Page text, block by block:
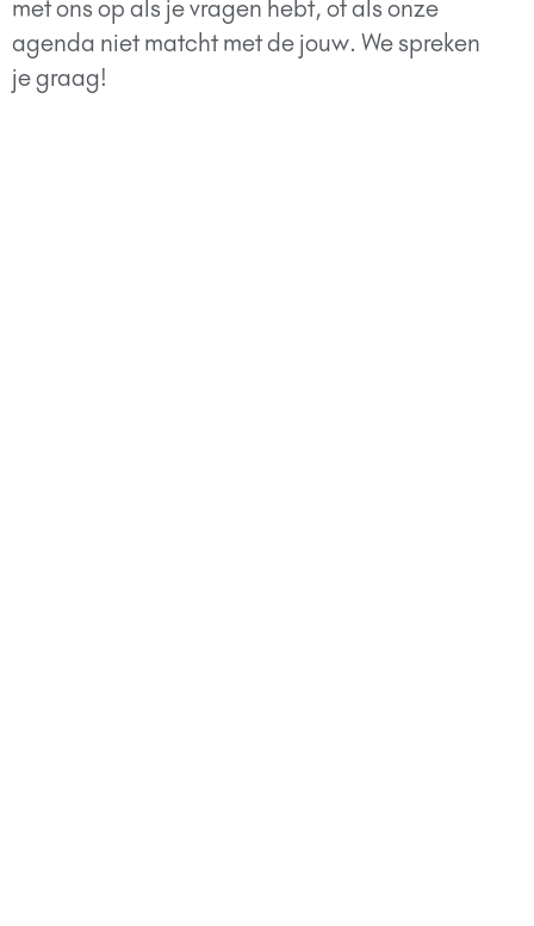
met ons op als je vragen hebt, of als onze
agenda niet matcht met de jouw. We spreken
je graag!